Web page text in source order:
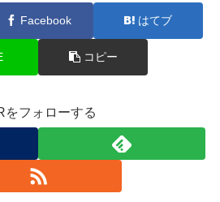
Facebook はてブ
コピー
をフォローする